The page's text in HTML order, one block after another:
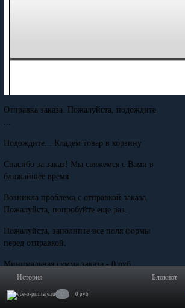
История Блокнот
0 0 руб
Отправка заказа. Пожалуйста, подождите
...
Подождите... Кладем товар в корзину
Спасибо за заказ! Мы свяжемся с Вами в
ближайшее время
Возникла проблема с отправкой заказа.
Пожалуйста, попробуйте еще раз.
Пожалуйста, заполните все поля формы
перед отправкой.
Минимальная сумма заказа - 0 руб.